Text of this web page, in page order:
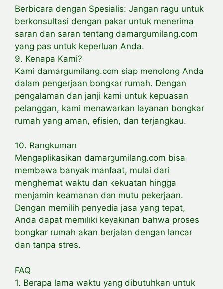
Berbicara dengan Spesialis: Jangan ragu untuk
berkonsultasi dengan pakar untuk menerima
saran dan saran tentang damargumilang.com
yang pas untuk keperluan Anda.
9. Kenapa Kami?
Kami damargumilang.com siap menolong Anda
dalam pengerjaan bongkar rumah. Dengan
pengalaman dan janji kami untuk kepuasan
pelanggan, kami menawarkan layanan bongkar
rumah yang aman, efisien, dan terjangkau.
10. Rangkuman
Mengaplikasikan damargumilang.com bisa
membawa banyak manfaat, mulai dari
menghemat waktu dan kekuatan hingga
menjamin keamanan dan mutu pekerjaan.
Dengan memilih penyedia jasa yang tepat,
Anda dapat memiliki keyakinan bahwa proses
bongkar rumah akan berjalan dengan lancar
dan tanpa stres.
FAQ
1. Berapa lama waktu yang dibutuhkan untuk